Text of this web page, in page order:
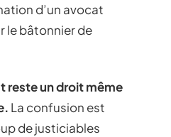
d’un avocat
le bâtonnier de
reste un droit même
La confusion est
de justiciables